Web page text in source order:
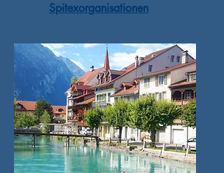
Spitexorganisationen